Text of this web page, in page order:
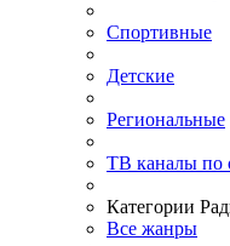
Спортивные
Детские
Региональные
ТВ каналы по
Категории
Все жанры